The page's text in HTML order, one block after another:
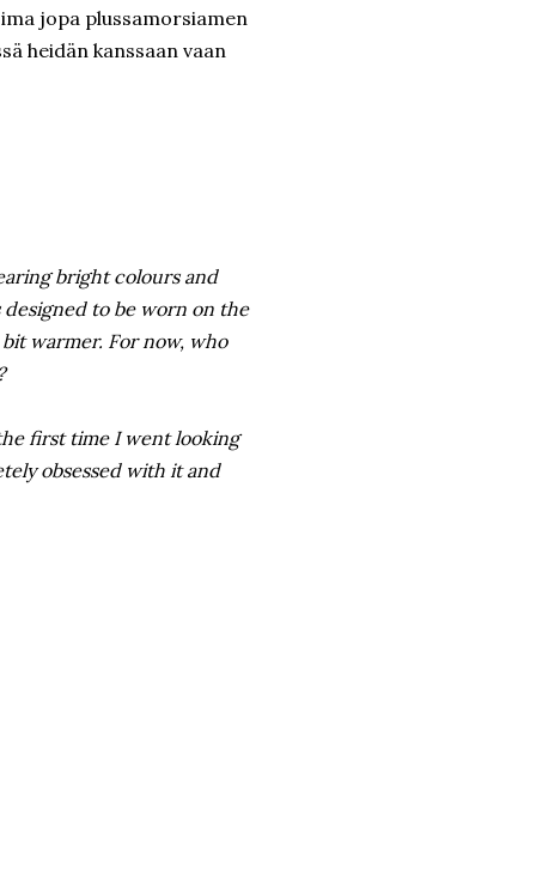
jopa plussamorsiamen
heidän kanssaan vaan
bright colours and
to be worn on the
warmer. For now, who
first time I went looking
obsessed with it and